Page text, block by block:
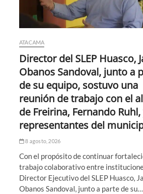
ATACAMA
Director del SLEP Huasco,
Obanos Sandoval, junto a
de su equipo, sostuvo una
reunión de trabajo con el
de Freirina, Fernando Ruhl,
representantes del
8 agosto, 2026
Con el propósito de continuar
trabajo colaborativo entre
Director Ejecutivo del SLEP Huasco,
Obanos Sandoval, junto a parte de su…